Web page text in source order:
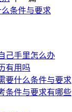
条件与要求
己手里怎么办
有用吗
要什么条件与要求
条件与要求有哪些